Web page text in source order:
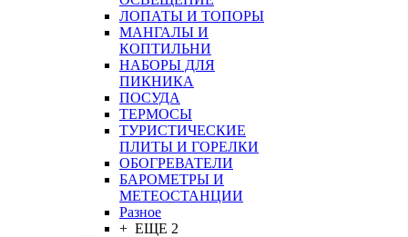
ЛОПАТЫ И ТОПОРЫ
МАНГАЛЫ И
КОПТИЛЬНИ
НАБОРЫ ДЛЯ
ПИКНИКА
ПОСУДА
ТЕРМОСЫ
ТУРИСТИЧЕСКИЕ
ПЛИТЫ И ГОРЕЛКИ
ОБОГРЕВАТЕЛИ
БАРОМЕТРЫ И
МЕТЕОСТАНЦИИ
Разное
+ ЕЩЕ 2